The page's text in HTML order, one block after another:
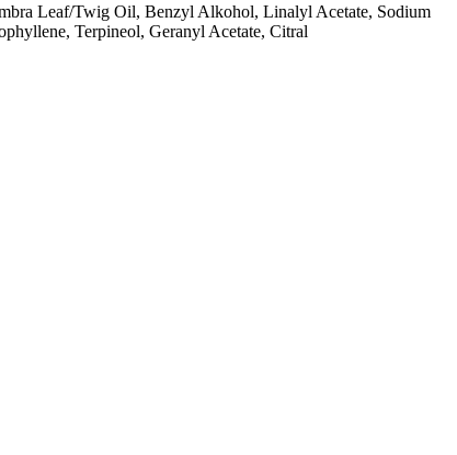
Leaf/Twig Oil, Benzyl Alkohol, Linalyl Acetate, Sodium
Terpineol, Geranyl Acetate, Citral